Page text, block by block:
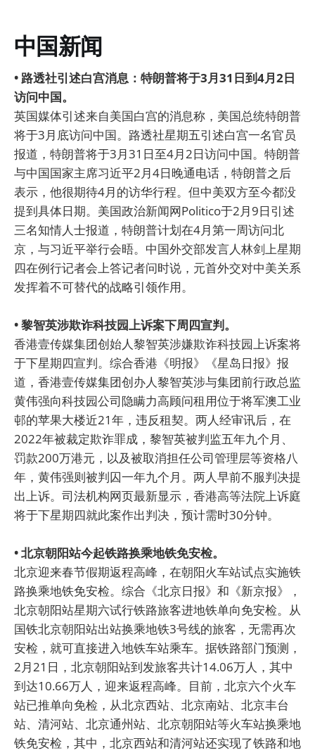
中国新闻
• 路透社引述白宫消息：特朗普将于3月31日到4月2日
访问中国。
英国媒体引述来自美国白宫的消息称，美国总统特朗普
将于3月底访问中国。路透社星期五引述白宫一名官员
报道，特朗普将于3月31日至4月2日访问中国。特朗普
与中国国家主席习近平2月4日晚通电话，特朗普之后
表示，他很期待4月的访华行程。但中美双方至今都没
提到具体日期。美国政治新闻网Politico于2月9日引述
三名知情人士报道，特朗普计划在4月第一周访问北
京，与习近平举行会晤。中国外交部发言人林剑上星期
四在例行记者会上答记者问时说，元首外交对中美关系
发挥着不可替代的战略引领作用。
• 黎智英涉欺诈科技园上诉案下周四宣判。
香港壹传媒集团创始人黎智英涉嫌欺诈科技园上诉案将
于下星期四宣判。综合香港《明报》《星岛日报》报
道，香港壹传媒集团创办人黎智英涉与集团前行政总监
黄伟强向科技园公司隐瞒力高顾问租用位于将军澳工业
邨的苹果大楼近21年，违反租契。两人经审讯后，在
2022年被裁定欺诈罪成，黎智英被判监五年九个月、
罚款200万港元，以及被取消担任公司管理层等资格八
年，黄伟强则被判囚一年九个月。两人早前不服判决提
出上诉。司法机构网页最新显示，香港高等法院上诉庭
将于下星期四就此案作出判决，预计需时30分钟。
• 北京朝阳站今起铁路换乘地铁免安检。
北京迎来春节假期返程高峰，在朝阳火车站试点实施铁
路换乘地铁免安检。综合《北京日报》和《新京报》，
北京朝阳站星期六试行铁路旅客进地铁单向免安检。从
国铁北京朝阳站出站换乘地铁3号线的旅客，无需再次
安检，就可直接进入地铁车站乘车。据铁路部门预测，
2月21日，北京朝阳站到发旅客共计14.06万人，其中
到达10.66万人，迎来返程高峰。目前，北京六个火车
站已推单向免检，从北京西站、北京南站、北京丰台
站、清河站、北京通州站、北京朝阳站等火车站换乘地
铁免安检，其中，北京西站和清河站还实现了铁路和地